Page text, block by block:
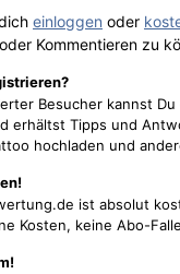
einloggen oder
Kommentieren zu
Besucher kannst
erhältst Tipps und
hochladen und
ist absolut
Kosten, keine Abo-